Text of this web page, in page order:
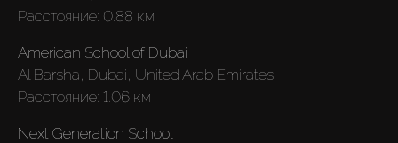
Купить
Аренда
Продажа
Расстояние: 0.88 км
American School of Dubai
Al Barsha, Dubai, United Arab Emirates
Расстояние: 1.06 км
Next Generation School